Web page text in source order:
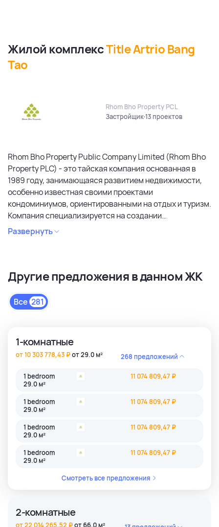
Жилой комплексTitle Artrio Bang
Tao
Rhom Bho Property PCL
Застройщик13 проектов
Rhom Bho Property Public Company Limited (Rhom Bho
Property PLC) - это тайская компания основанная в
1989 году, занимающаяся развитием недвижимости,
особенно известная своими проектами
кондоминиумов, ориентированными на отдых и туризм.
Компания специализируется на создании
кондоминиумов в привлекательных районах, уделяя
особое внимание дизайну, качеству строительства и
коммерческих объектах и жилой недвижимости
высокого качества в сегментах недвижимости
премиального и среднего класса. Среди районов
застройки как престижные комьюнити Бангкока, так и
Развернуть
Другие предложения в данном ЖК
Все 281
1-комнатные
от 29.0 м²
от 10 303 778,43 ₽ 268 предложений
1 bedroom
29.0 м²
11 074 809,47 ₽
1 bedroom
29.0 м²
11 074 809,47 ₽
1 bedroom
29.0 м²
11 074 809,47 ₽
1 bedroom
29.0 м²
11 074 809,47 ₽
Смотреть все предложения
2-комнатные
от 66.0 м²
от 22 014 265,52 ₽